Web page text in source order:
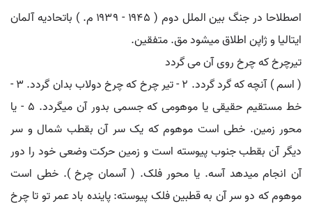
اصطلاحا در جنگ بین الملل دوم ( ۱۹۴۵ - ۱۹۳۹ م. ) باتحادیه آلمان
ایتالیا و ژاپن اطلاق میشود مق. متفقین.
تیرچرخ که چرخ روی آن می گردد
( اسم ) آنچه که گرد گردد. ۲ - تیر چرخ که چرخ دولاب بدان گردد. ۳ -
خط مستقیم حقیقی یا موهومی که جسمی بدور آن میگردد. ۵ - یا
محور زمین. خطی است موهوم که یک سر آن بقطب شمال و سر
دیگر آن بقطب جنوب پیوسته است و زمین حرکت وضعی خود را دور
آن انجام میدهد آسه. یا محور فلک. ( آسمان چرخ ). خطی است
موهوم که دو سر آن به قطبین فلک پیوسته: پاینده باد عمر تو تا چرخ